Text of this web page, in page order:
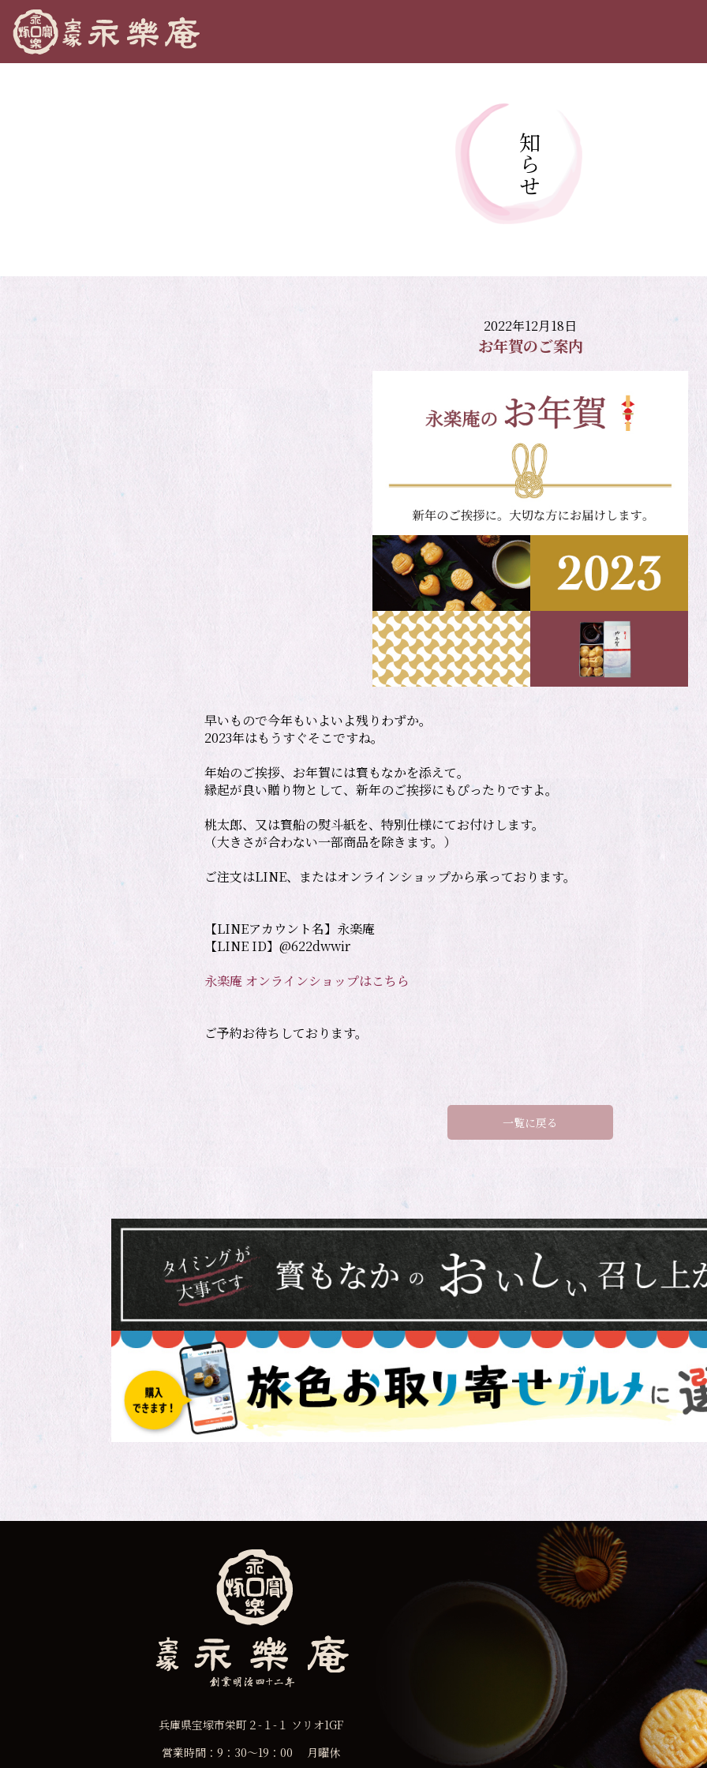
お知らせ
2022年12月18日
お年賀のご案内
早いもので今年もいよいよ残りわずか。
2023年はもうすぐそこですね。
年始のご挨拶、お年賀には寳もなかを添えて。
縁起が良い贈り物として、新年のご挨拶にもぴったりですよ。
桃太郎、又は寳船の熨斗紙を、特別仕様にてお付けします。
（大きさが合わない一部商品を除きます。）
【LINEアカウント名】永楽庵
【LINE ID】@622dwwir
永楽庵 オンラインショップはこちら
ご予約お待ちしております。
一覧に戻る
兵庫県宝塚市栄町２-１-１ ソリオ1GF
営業時間：9：30〜19：00 月曜休